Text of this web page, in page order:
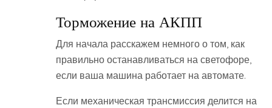
Торможение на АКПП
Для начала расскажем немного о том, как
правильно останавливаться на светофоре,
если ваша машина работает на автомате.
Если механическая трансмиссия делится на